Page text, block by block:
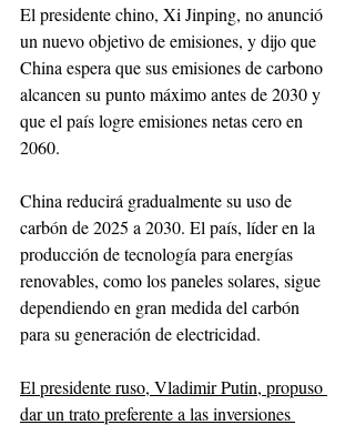
El presidente chino, Xi Jinping, no anunció
un nuevo objetivo de emisiones, y dijo que
China espera que sus emisiones de carbono
alcancen su punto máximo antes de 2030 y
que el país logre emisiones netas cero en
2060.
China reducirá gradualmente su uso de
carbón de 2025 a 2030. El país, líder en la
producción de tecnología para energías
renovables, como los paneles solares, sigue
dependiendo en gran medida del carbón
para su generación de electricidad.
El presidente ruso, Vladimir Putin, propuso
dar un trato preferente a las inversiones